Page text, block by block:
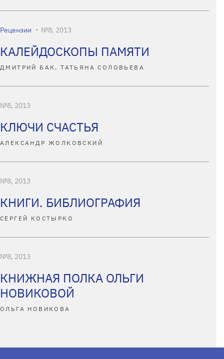
Рецензии №8, 2013
КАЛЕЙДОСКОПЫ ПАМЯТИ
ДМИТРИЙ БАК, ТАТЬЯНА СОЛОВЬЕВА
№8, 2013
КЛЮЧИ СЧАСТЬЯ
АЛЕКСАНДР ЖОЛКОВСКИЙ
№8, 2013
КНИГИ. БИБЛИОГРАФИЯ
СЕРГЕЙ КОСТЫРКО
№8, 2013
КНИЖНАЯ ПОЛКА ОЛЬГИ
НОВИКОВОЙ
ОЛЬГА НОВИКОВА